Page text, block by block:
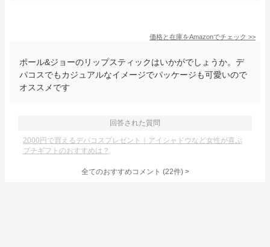
価格と在庫をAmazonでチェック >>
ポール&ジョーのリップスティックはいかがでしょうか。デ
パコスでもカジュアルなイメージでパッケージも可愛いので
オススメです
回答された質問
2000円で買えるデパコスプレゼント｜アイシャドウなど女性が喜ぶ
プチギフトのおすすめは？
全てのおすすめコメント (22件) >